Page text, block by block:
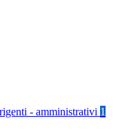
- amministrativi 1